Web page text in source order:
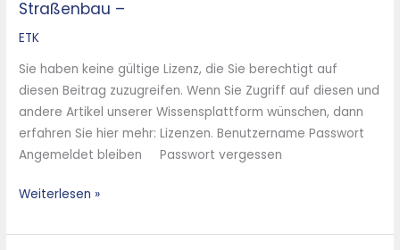
Straßenbau –
ETK
Sie haben keine gültige Lizenz, die Sie berechtigt auf
diesen Beitrag zuzugreifen. Wenn Sie Zugriff auf diesen und
andere Artikel unserer Wissensplattform wünschen, dann
erfahren Sie hier mehr: Lizenzen. Benutzername Passwort
Angemeldet bleiben Passwort vergessen
Kraftwerksaschen
bei
–
Baustoffherstellung
und
Straßenbau
–
Weiterlesen »